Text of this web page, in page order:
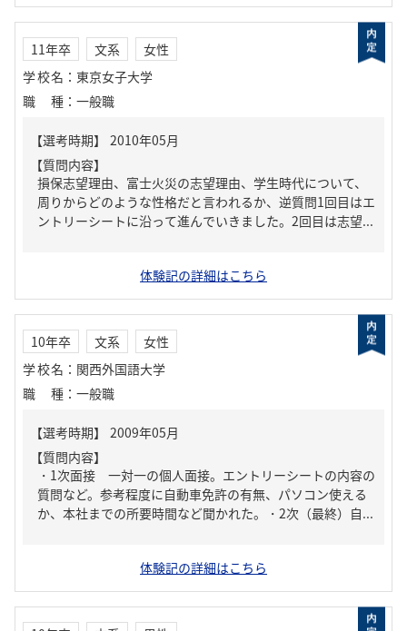
11年卒 文系
女性
学校名 ： 東京女子大学
職種 ： 一般職
【質問内容】
損保志望理由、富士火災の志望理由、学生時代について、
周りからどのような性格だと言われるか、逆質問1回目はエ
ントリーシートに沿って進んでいきました。2回目は志望...
体験記の詳細はこちら
10年卒 文系
女性
学校名 ： 関西外国語大学
職種 ： 一般職
【質問内容】
・1次面接 一対一の個人面接。エントリーシートの内容の
質問など。参考程度に自動車免許の有無、パソコン使える
か、本社までの所要時間など聞かれた。・2次（最終）自...
体験記の詳細はこちら